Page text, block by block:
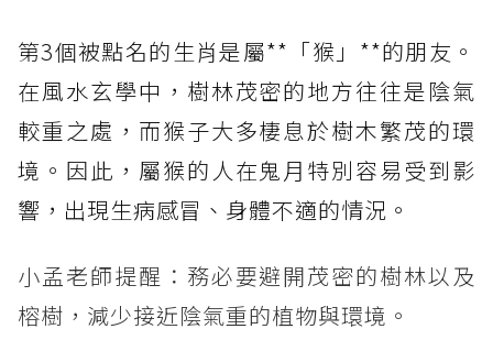
第3個被點名的生肖是屬**「猴」**的朋友。
在風水玄學中，樹林茂密的地方往往是陰氣
較重之處，而猴子大多棲息於樹木繁茂的環
境。因此，屬猴的人在鬼月特別容易受到影
響，出現生病感冒、身體不適的情況。
小孟老師提醒：務必要避開茂密的樹林以及
榕樹，減少接近陰氣重的植物與環境。